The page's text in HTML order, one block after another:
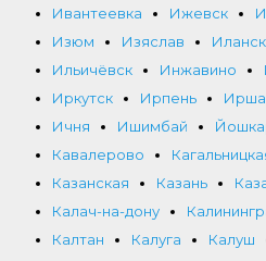
Ивантеевка
Ижевск
Изюм
Изяслав
Ильичёвск
Инжавино
Иркутск
Ирпень
Ичня
Ишимбай
Кавалерово
Казанская
Казань
Калач-на-дону
Калтан
Калуга Калуш